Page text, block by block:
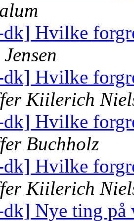
Hvilke
Hvilke
Kiilerich
Hvilke
Buchholz
Hvilke
Kiilerich
dk] Nye ting